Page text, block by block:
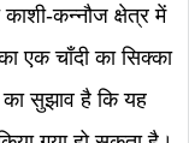
काशी-कन्नौज क्षेत्र में
एक चाँदी का सिक्का
का सुझाव है कि यह